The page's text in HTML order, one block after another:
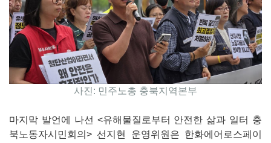
사진: 민주노총 충북지역본부
마지막 발언에 나선 <유해물질로부터 안전한 삶과 일터 충
북노동자시민회의> 선지현 운영위원은 한화에어로스페이